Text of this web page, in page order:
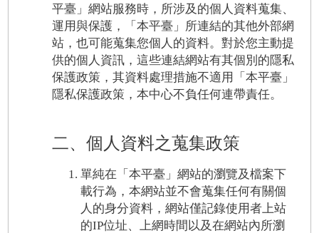
平臺」網站服務時，所涉及的個人資料蒐集、
運用與保護，「本平臺」所連結的其他外部網
站，也可能蒐集您個人的資料。對於您主動提
供的個人資訊，這些連結網站有其個別的隱私
保護政策，其資料處理措施不適用「本平臺」
隱私保護政策，本中心不負任何連帶責任。
二、個人資料之蒐集政策
單純在「本平臺」網站的瀏覽及檔案下
載行為，本網站並不會蒐集任何有關個
人的身分資料，網站僅記錄使用者上站
的IP位址、上網時間以及在網站內所瀏